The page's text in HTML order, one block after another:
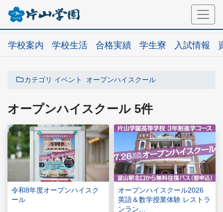
学校案内 学校生活 合格実績 学生寮 入試情報
カテゴリ イベント オープンハイスクール
オープンハイスクール 5件
令和8年度オープンハイスク
ール
オープンハイスクール2026
英語＆数学授業体験 レストラ
ンラン…